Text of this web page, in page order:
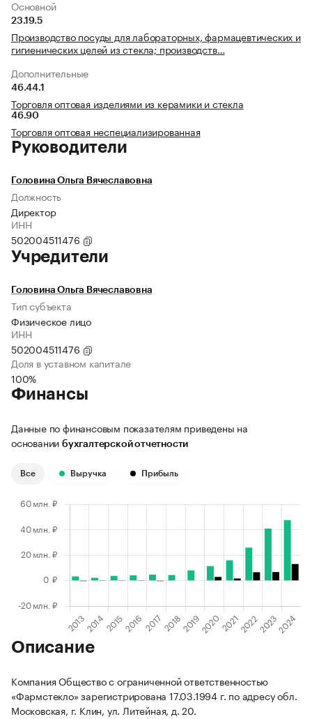
Основной
23.19.5
Производство посуды для лабораторных, фармацевтических и
гигиенических целей из стекла; производств…
Дополнительные
46.44.1
Торговля оптовая изделиями из керамики и стекла
46.90
Торговля оптовая неспециализированная
Руководители
Головина Ольга Вячеславовна
Должность
Директор
ИНН
502004511476
Учредители
Головина Ольга Вячеславовна
Тип субъекта
Физическое лицо
ИНН
502004511476
Доля в уставном капитале
100%
Финансы
Данные по финансовым показателям приведены на
основании бухгалтерской отчетности
Все Выручка Прибыль
Описание
Компания Общество с ограниченной ответственностью
«Фармстекло» зарегистрирована 17.03.1994 г. по адресу обл.
Московская, г. Клин, ул. Литейная, д. 20.